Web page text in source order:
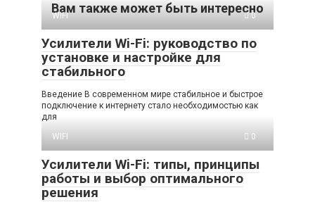
Вам также может быть интересно
WIFI 0
Усилители Wi-Fi: руководство по
установке и настройке для
стабильного
Введение В современном мире стабильное и быстрое
подключение к интернету стало необходимостью как
для
WIFI
0
Усилители Wi-Fi: типы, принципы
работы и выбор оптимального
решения